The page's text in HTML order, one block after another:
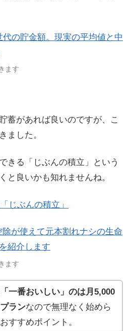
代の貯金額。現実の平均値と中
ます
蓄があれば良いのですが、こ
ました。
きる「じぶんの積立」という
と良いかも知れませんね。
じぶんの積立」
除が使えて元本割れナシの生命
紹介します
ます
一番おいしい」のは月5,000
ランなので無理なく始めら
すすめポイント。